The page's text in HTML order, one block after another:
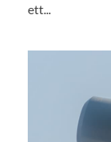
ett...